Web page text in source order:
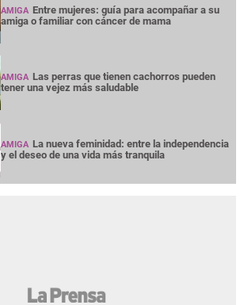
AMIGA Entre mujeres: guía para acompañar a su
amiga o familiar con cáncer de mama
AMIGA Las perras que tienen cachorros pueden
tener una vejez más saludable
AMIGA La nueva feminidad: entre la independencia
y el deseo de una vida más tranquila